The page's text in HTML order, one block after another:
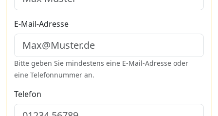
E-Mail-Adresse
Bitte geben Sie mindestens eine E-Mail-Adresse oder
eine Telefonnummer an.
Telefon